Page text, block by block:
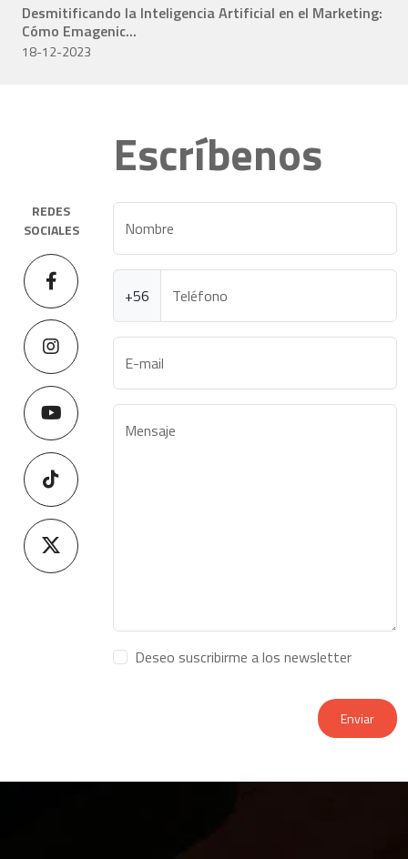
Desmitificando la Inteligencia Artificial en el Marketing:
Cómo Emagenic...
18-12-2023
REDES
SOCIALES
Escríbenos
Nombre
+56 Teléfono
E-mail
Mensaje
Deseo suscribirme a los newsletter
Enviar